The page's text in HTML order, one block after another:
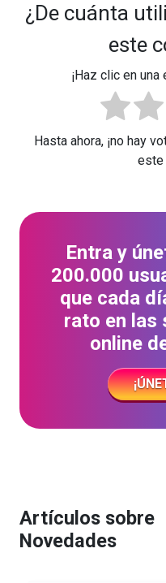
¿De cuánta
este
¡Haz clic en
Hasta ahora, ¡no hay
este
Entra y
200.000
que cada
rato en las
online
Artículos sobre
Novedades